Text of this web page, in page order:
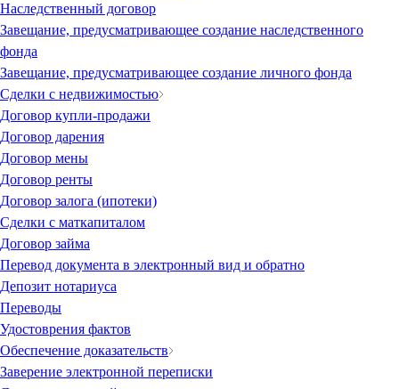
Наследственный договор
Завещание, предусматривающее создание наследственного
фонда
Завещание, предусматривающее создание личного фонда
Сделки с недвижимостью
Договор купли-продажи
Договор дарения
Договор мены
Договор ренты
Договор залога (ипотеки)
Сделки с маткапиталом
Договор займа
Перевод документа в электронный вид и обратно
Депозит нотариуса
Переводы
Удостоврения фактов
Обеспечение доказательств
Заверение электронной переписки